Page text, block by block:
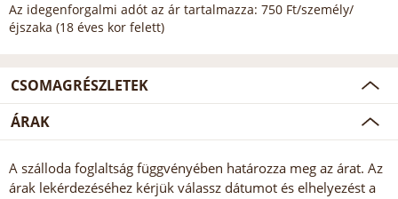
Az idegenforgalmi adót az ár tartalmazza: 750 Ft/személy/
éjszaka (18 éves kor felett)
CSOMAGRÉSZLETEK
ÁRAK
A szálloda foglaltság függvényében határozza meg az árat. Az
árak lekérdezéséhez kérjük válassz dátumot és elhelyezést a